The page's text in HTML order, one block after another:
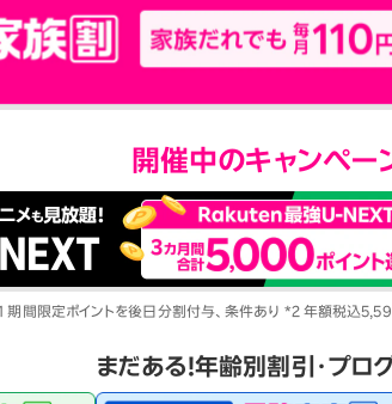
開催中のキャンペー
間限定ポイントを後日分割付与、条件あり *2 年額税込
まだある！年齢別割引・プロ